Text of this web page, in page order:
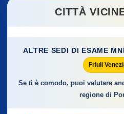
CITTÀ
ALTRE SEDI DI ESAME
Friuli
Se ti è comodo, puoi valutare
regione di